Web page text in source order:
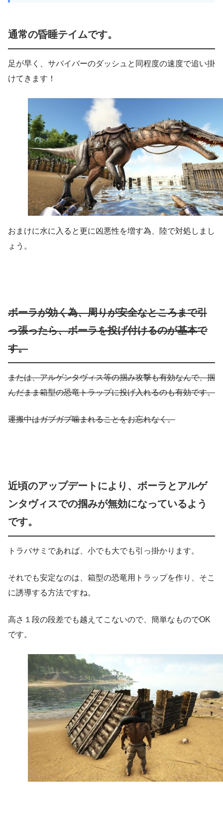
通常の昏睡テイムです。
足が早く、サバイバーのダッシュと同程度の速度で追い掛
けてきます！
おまけに水に入ると更に凶悪性を増す為、陸で対処しまし
ょう。
ボーラが効く為、周りが安全なところまで引
っ張ったら、ボーラを投げ付けるのが基本で
す。
または、アルゲンタヴィス等の掴み攻撃も有効なんで、掴
んだまま箱型の恐竜トラップに投げ入れるのも有効です。
運搬中はガブガブ噛まれることをお忘れなく。
近頃のアップデートにより、ボーラとアルゲ
ンタヴィスでの掴みが無効になっているよう
です。
トラバサミであれば、小でも大でも引っ掛かります。
それでも安定なのは、箱型の恐竜用トラップを作り、そこ
に誘導する方法ですね。
高さ１段の段差でも越えてこないので、簡単なものでOK
です。